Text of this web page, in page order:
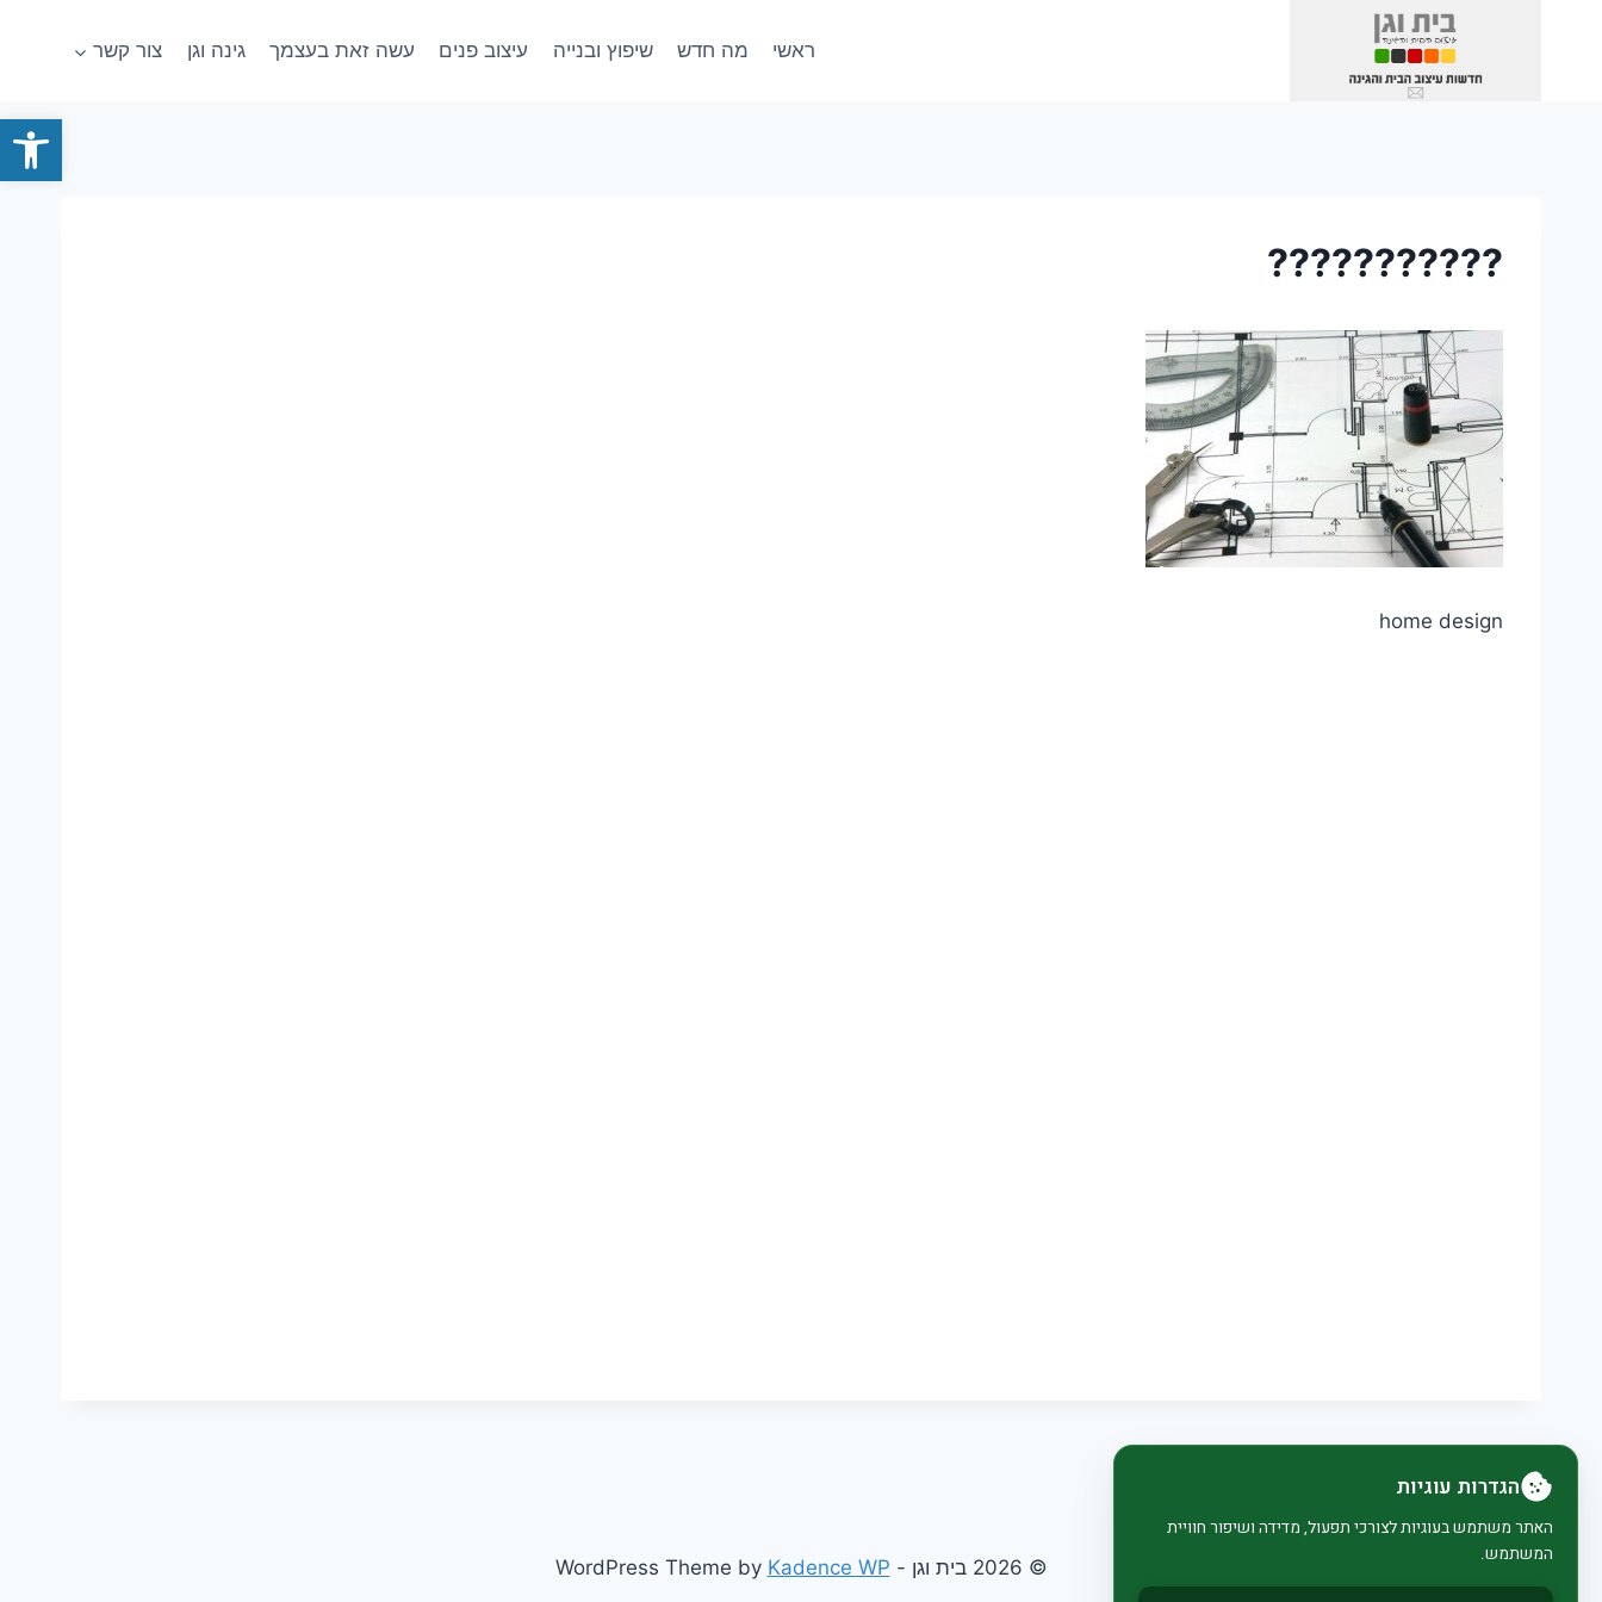
פתח
ראשי מה חדש שיפוץ ובנייה עיצוב פנים עשה זאת בעצמך גינה וגן צור קשר
???????????
home design
© 2026 בית וגן - WordPress Theme by Kadence WP
הגדרות עוגיות
האתר משתמש בעוגיות לצורכי תפעול, מדידה ושיפור חוויית
המשתמש.